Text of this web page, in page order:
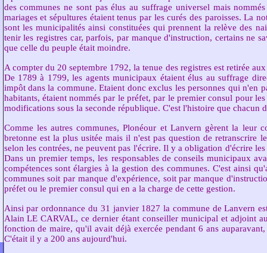
des communes ne sont pas élus au suffrage universel mais
mariages et sépultures étaient tenus par les curés des paroisses. La
sont les municipalités ainsi constituées qui prennent la relève des
tenir les registres car, parfois, par manque d'instruction, certains ne
que celle du peuple était moindre.
A compter du 20 septembre 1792, la tenue des registres est retirée
De 1789 à 1799, les agents municipaux étaient élus au suffrage
impôt dans la commune. Etaient donc exclus les personnes qui n'en
habitants, étaient nommés par le préfet, par le premier consul pour
modifications sous la seconde république. C'est l'histoire que chacun
Comme les autres communes, Plonéour et Lanvern gèrent la leur
bretonne est la plus usitée mais il n'est pas question de retranscrire
selon les contrées, ne peuvent pas l'écrire. Il y a obligation d'écrire
Dans un premier temps, les responsables de conseils municipaux
compétences sont élargies à la gestion des communes. C'est ainsi
communes soit par manque d'expérience, soit par manque
préfet ou le premier consul qui en a la charge de cette gestion.
Ainsi par ordonnance du 31 janvier 1827 la commune de Lanvern
Alain LE CARVAL, ce dernier étant conseiller municipal et adjoint
fonction de maire, qu'il avait déjà exercée pendant 6 ans
C'était il y a 200 ans aujourd'hui.